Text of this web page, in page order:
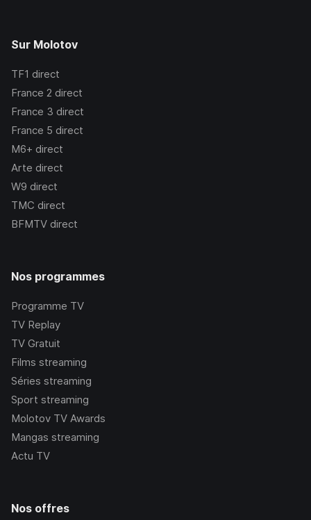
Sur Molotov
TF1 direct
France 2 direct
France 3 direct
France 5 direct
M6+ direct
Arte direct
W9 direct
TMC direct
BFMTV direct
Nos programmes
Programme TV
TV Replay
TV Gratuit
Films streaming
Séries streaming
Sport streaming
Molotov TV Awards
Mangas streaming
Actu TV
Nos offres